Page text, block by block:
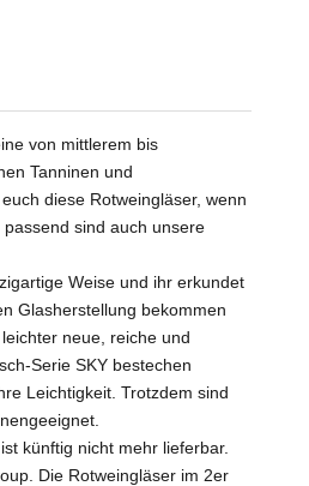
von mittlerem bis
Tanninen und
diese Rotweingläser, wenn
sind auch unsere
Weise und ihr erkundet
Glasherstellung bekommen
neue, reiche und
Serie SKY bestechen
Leichtigkeit. Trotzdem sind
künftig nicht mehr lieferbar.
Die Rotweingläser im 2er